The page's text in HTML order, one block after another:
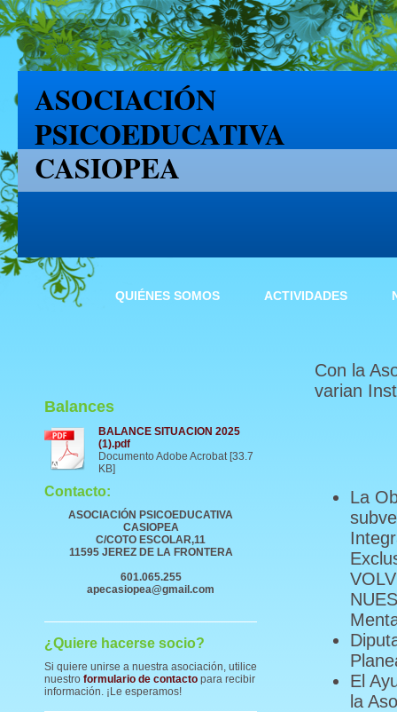
ASOCIACIÓN
PSICOEDUCATIVA
CASIOPEA
QUIÉNES SOMOS ACTIVIDADES
Con la
varian
La
El
la
Balances
BALANCE SITUACION 2025
(1).pdf
Documento Adobe Acrobat [33.7
KB]
Contacto:
ASOCIACIÓN PSICOEDUCATIVA
CASIOPEA
C/COTO ESCOLAR,11
11595 JEREZ DE LA FRONTERA
601.065.255
apecasiopea@gmail.com
¿Quiere hacerse socio?
Si quiere unirse a nuestra asociación, utilice
nuestro formulario de contacto para recibir
información. ¡Le esperamos!